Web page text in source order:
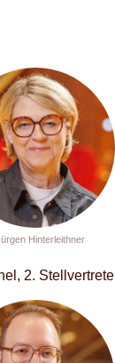
Hinterleithner
2.